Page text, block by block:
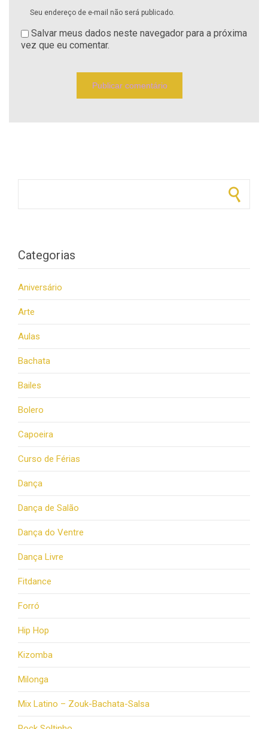
Seu endereço de e-mail não será publicado.
Salvar meus dados neste navegador para a próxima
vez que eu comentar.
Categorias
Aniversário
Arte
Aulas
Bachata
Bailes
Bolero
Capoeira
Curso de Férias
Dança
Dança de Salão
Dança do Ventre
Dança Livre
Fitdance
Forró
Hip Hop
Kizomba
Milonga
Mix Latino – Zouk-Bachata-Salsa